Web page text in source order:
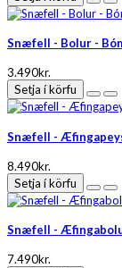
Snæfell - Bolur -
3.490kr.
Setja í körfu
Snæfell -
8.490kr.
Setja í körfu
Snæfell -
7.490kr.